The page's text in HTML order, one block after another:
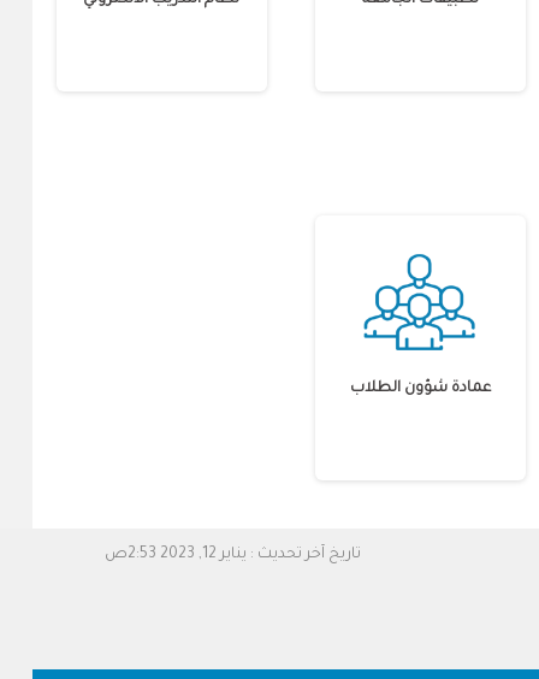
عمادة شؤون الطلاب
تاريخ آخر تحديث : يناير 12, 2023 2:53ص